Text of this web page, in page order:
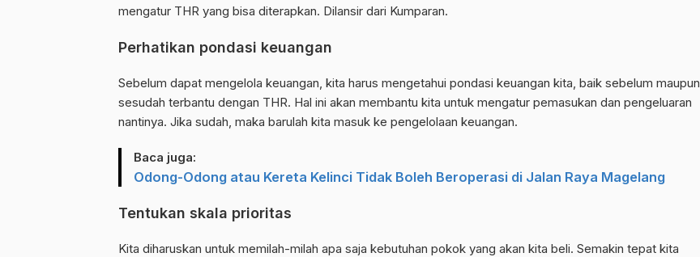
mengatur THR yang bisa diterapkan. Dilansir dari Kumparan.
Perhatikan pondasi keuangan
Sebelum dapat mengelola keuangan, kita harus mengetahui pondasi keuangan kita, baik sebelum maupun
sesudah terbantu dengan THR. Hal ini akan membantu kita untuk mengatur pemasukan dan pengeluaran
nantinya. Jika sudah, maka barulah kita masuk ke pengelolaan keuangan.
Baca juga:
Odong-Odong atau Kereta Kelinci Tidak Boleh Beroperasi di Jalan Raya Magelang
Tentukan skala prioritas
Kita diharuskan untuk memilah-milah apa saja kebutuhan pokok yang akan kita beli. Semakin tepat kita